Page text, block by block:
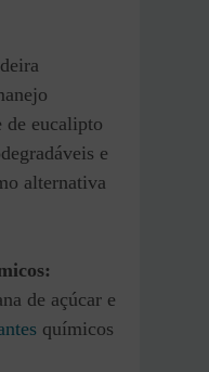
de eucalipto
e
alternativa
de açúcar e
químicos